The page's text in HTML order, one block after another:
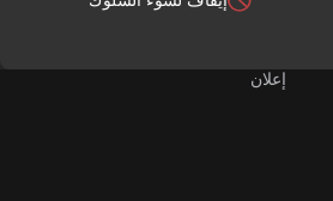
إعلان